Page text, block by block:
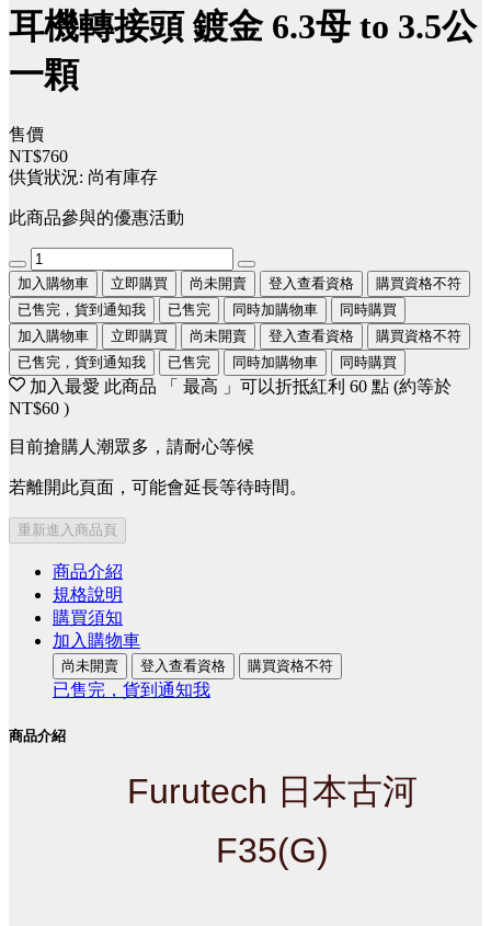
耳機轉接頭 鍍金 6.3母 to 3.5公
一顆
售價
NT$760
供貨狀況: 尚有庫存
此商品參與的優惠活動
加入購物車 立即購買 尚未開賣 登入查看資格
購買資格不符
已售完，貨到通知我
已售完 同時加購物車
同時購買
加入購物車
立即購買 尚未開賣 登入查看資格
購買資格不符
已售完，貨到通知我
已售完 同時加購物車 同時購買
加入最愛 此商品 「 最高 」可以折抵紅利 60 點 (約等於
NT$60 )
目前搶購人潮眾多，請耐心等候
若離開此頁面，可能會延長等待時間。
重新進入商品頁
商品介紹
規格說明
購買須知
加入購物車
尚未開賣 登入查看資格 購買資格不符
已售完，貨到通知我
商品介紹
Furutech 日本古河
F35(G)